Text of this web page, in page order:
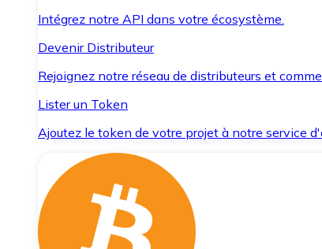
Intégrez notre API dans votre écosystème.
Devenir Distributeur
Rejoignez notre réseau de distributeurs et
Lister un Token
Ajoutez le token de votre projet à notre service